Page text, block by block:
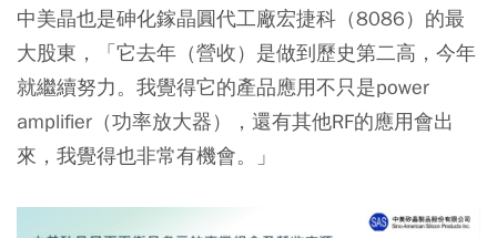
中美晶也是砷化鎵晶圓代工廠宏捷科（8086）的最
大股東，「它去年（營收）是做到歷史第二高，今年
就繼續努力。我覺得它的產品應用不只是power
amplifier（功率放大器），還有其他RF的應用會出
來，我覺得也非常有機會。」